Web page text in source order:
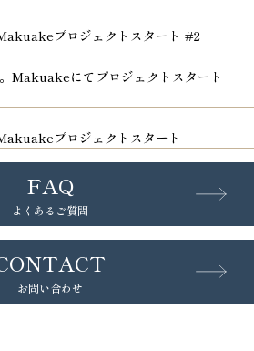
プロジェクトスタート #2
Makuakeにてプロジェクトスタート
プロジェクトスタート
FAQ
よくあるご質問
お問い合わせ